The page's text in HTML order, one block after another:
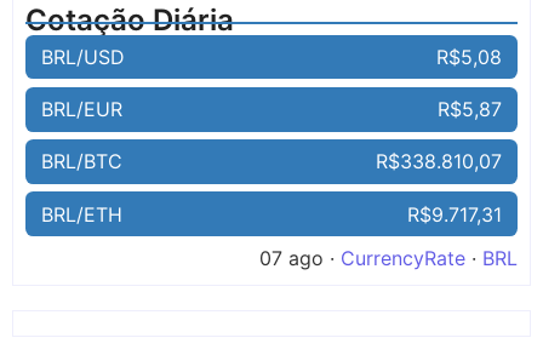
Cotação Diária
BRL/USD R$5,08
BRL/EUR R$5,87
BRL/BTC R$338.810,07
BRL/ETH
R$9.717,31
07 ago · CurrencyRate · BRL